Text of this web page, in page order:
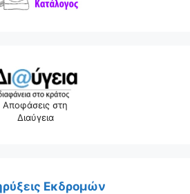
Αποφάσεις στη
Διαύγεια
Εκδρομών